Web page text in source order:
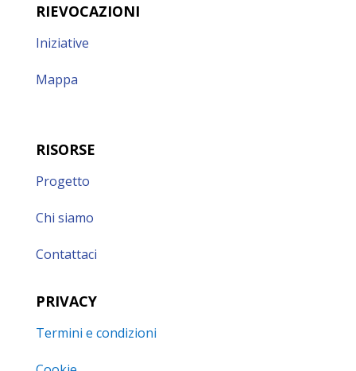
RIEVOCAZIONI
Iniziative
Mappa
RISORSE
Progetto
Chi siamo
Contattaci
PRIVACY
Termini e condizioni